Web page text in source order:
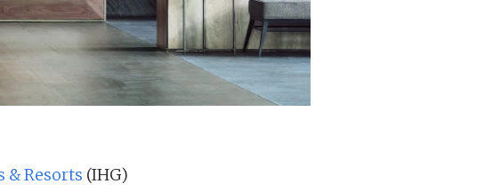
Resorts (IHG)